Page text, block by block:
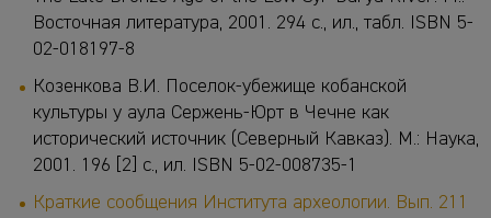
Восточная литература, 2001. 294 с., ил., табл. ISBN 5-
02-018197-8
Козенкова В.И. Поселок-убежище кобанской
культуры у аула Сержень-Юрт в Чечне как
исторический источник (Северный Кавказ). М.: Наука,
2001. 196 [2] с., ил. ISBN 5-02-008735-1
Краткие сообщения Института археологии. Вып. 211